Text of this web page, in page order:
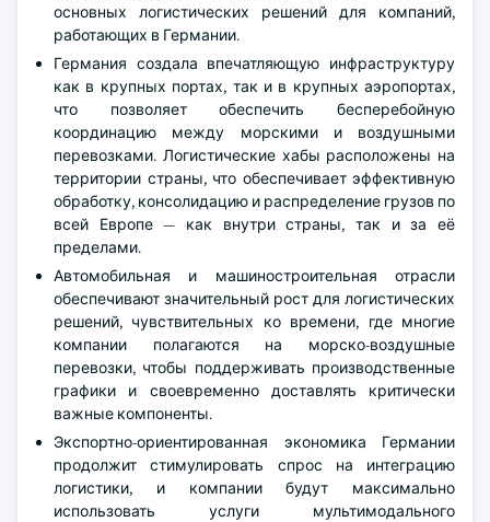
основных логистических решений для компаний,
работающих в Германии.
Германия создала впечатляющую инфраструктуру
как в крупных портах, так и в крупных аэропортах,
что позволяет обеспечить бесперебойную
координацию между морскими и воздушными
перевозками. Логистические хабы расположены на
территории страны, что обеспечивает эффективную
обработку, консолидацию и распределение грузов по
всей Европе — как внутри страны, так и за её
пределами.
Автомобильная и машиностроительная отрасли
обеспечивают значительный рост для логистических
решений, чувствительных ко времени, где многие
компании полагаются на морско-воздушные
перевозки, чтобы поддерживать производственные
графики и своевременно доставлять критически
важные компоненты.
Экспортно-ориентированная экономика Германии
продолжит стимулировать спрос на интеграцию
логистики, и компании будут максимально
использовать услуги мультимодального